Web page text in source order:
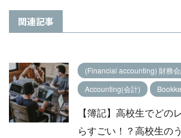
関連記事
(Financial accounting) 財務
Accounting(会計)
【簿記】高校生でどの
らすごい！？高校生の